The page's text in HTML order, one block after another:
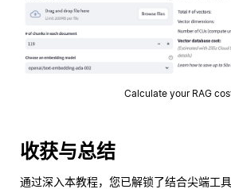
Calculate your RAG
收获与总结
通过深入本教程，您已解锁了结合尖端工